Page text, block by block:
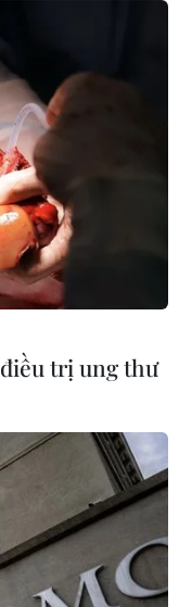
hỗ
trị ung thư